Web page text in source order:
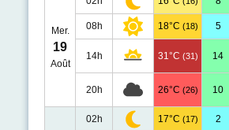
Mer.
19
Août
08h 18°C (18) 5
14h 31°C (31) 14
20h 26°C (26) 10
02h 17°C (17) 2